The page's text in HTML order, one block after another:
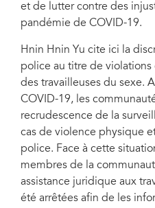
et de lutter contre des
pandémie de COVID-19.
Hnin Hnin Yu cite ici la
police au titre de
des travailleuses du sexe.
COVID-19, les
recrudescence de la
cas de violence physique
police. Face à cette
membres de la
assistance juridique aux
été arrêtées afin de les